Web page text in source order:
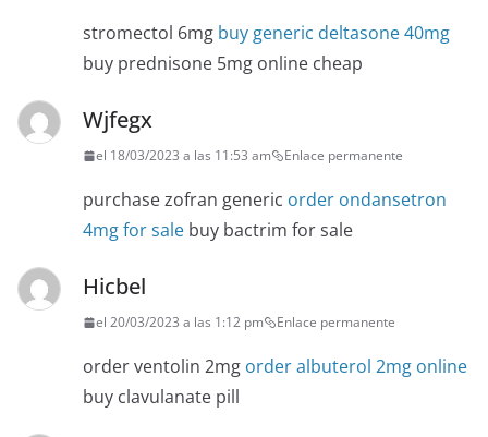
stromectol 6mg buy generic deltasone 40mg
buy prednisone 5mg online cheap
Wjfegx
el 18/03/2023 a las 11:53 am Enlace permanente
purchase zofran generic order ondansetron
4mg for sale buy bactrim for sale
Hicbel
el 20/03/2023 a las 1:12 pm Enlace permanente
order ventolin 2mg order albuterol 2mg online
buy clavulanate pill